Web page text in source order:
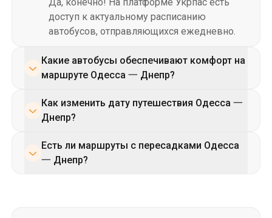
доступ к актуальному расписанию
автобусов, отправляющихся ежедневно.
Какие автобусы обеспечивают комфорт на
маршруте Одесса 一 Днепр?
зависит от перевозчика. Узнать больше о
возможностях дополнительного комфорта
в салоне вы можете после приобретения
билета.
Как изменить дату путешествия Одесса 一
Днепр?
билет, изменить дату рейса невозможно.
Вы можете вернуть билет и приобрести
Есть ли маршруты с пересадками Одесса
一 Днепр?